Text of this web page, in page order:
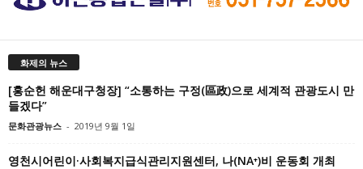
화제의 뉴스
[홍순헌 해운대구청장] “소통하는 구정(區政)으로 세계적 관광도시 만
들겠다”
문화관광뉴스 - 2019년 9월 1일
영천시어린이·사회복지급식관리지원센터, 나(NA⁺)비 운동회 개최